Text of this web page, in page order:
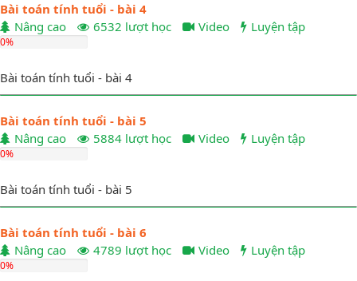
Bài toán tính tuổi - bài 4
Nâng cao
6532 lượt học Video Luyện tập
0%
Bài toán tính tuổi - bài 4
Bài toán tính tuổi - bài 5
Nâng cao
5884 lượt học Video Luyện tập
0%
Bài toán tính tuổi - bài 5
Bài toán tính tuổi - bài 6
Nâng cao
4789 lượt học Video Luyện tập
0%